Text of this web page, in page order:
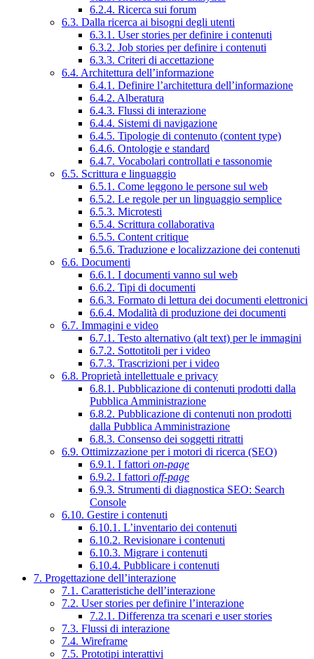
6.2.4. Ricerca sui forum
6.3. Dalla ricerca ai bisogni degli utenti
6.3.1. User stories per definire i contenuti
6.3.2. Job stories per definire i contenuti
6.3.3. Criteri di accettazione
6.4. Architettura dell’informazione
6.4.1. Definire l’architettura dell’informazione
6.4.2. Alberatura
6.4.3. Flussi di interazione
6.4.4. Sistemi di navigazione
6.4.5. Tipologie di contenuto (content type)
6.4.6. Ontologie e standard
6.4.7. Vocabolari controllati e tassonomie
6.5. Scrittura e linguaggio
6.5.1. Come leggono le persone sul web
6.5.2. Le regole per un linguaggio semplice
6.5.3. Microtesti
6.5.4. Scrittura collaborativa
6.5.5. Content critique
6.5.6. Traduzione e localizzazione dei contenuti
6.6. Documenti
6.6.1. I documenti vanno sul web
6.6.2. Tipi di documenti
6.6.3. Formato di lettura dei documenti elettronici
6.6.4. Modalità di produzione dei documenti
6.7. Immagini e video
6.7.1. Testo alternativo (alt text) per le immagini
6.7.2. Sottotitoli per i video
6.7.3. Trascrizioni per i video
6.8. Proprietà intellettuale e privacy
6.8.1. Pubblicazione di contenuti prodotti dalla
Pubblica Amministrazione
6.8.2. Pubblicazione di contenuti non prodotti
dalla Pubblica Amministrazione
6.8.3. Consenso dei soggetti ritratti
6.9. Ottimizzazione per i motori di ricerca (SEO)
6.9.1. I fattori on-page
6.9.2. I fattori off-page
6.9.3. Strumenti di diagnostica SEO: Search
Console
6.10. Gestire i contenuti
6.10.1. L’inventario dei contenuti
6.10.2. Revisionare i contenuti
6.10.3. Migrare i contenuti
6.10.4. Pubblicare i contenuti
7. Progettazione dell’interazione
7.1. Caratteristiche dell’interazione
7.2. User stories per definire l’interazione
7.2.1. Differenza tra scenari e user stories
7.3. Flussi di interazione
7.4. Wireframe
7.5. Prototipi interattivi